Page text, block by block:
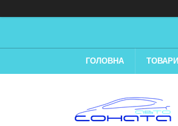
ГОЛОВНА ТОВАРИ